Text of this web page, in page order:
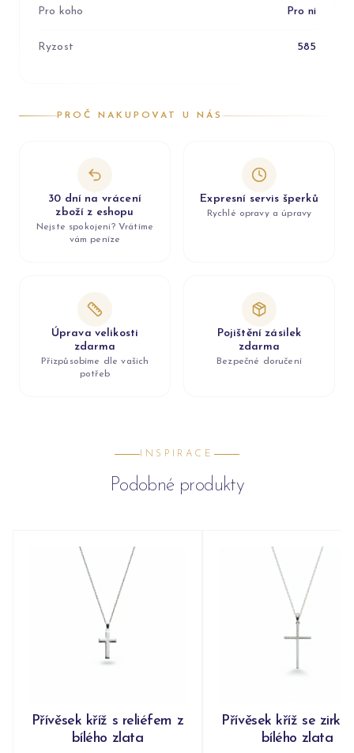
Pro koho Pro ni
Ryzost 585
PROČ NAKUPOVAT U NÁS
30 dní na vrácení
zboží z eshopu
Nejste spokojeni? Vrátíme
vám peníze
Expresní servis šperků
Rychlé opravy a úpravy
Úprava velikosti
zdarma
Přizpůsobíme dle vašich
potřeb
Pojištění zásilek
zdarma
Bezpečné doručení
INSPIRACE
Podobné produkty
Přívěsek kříž s reliéfem z
bílého zlata
Přívěsek kříž se
bílého zlata